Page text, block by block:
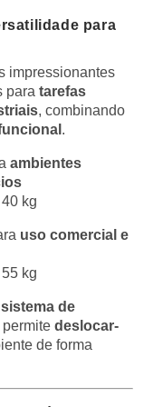
para
impressionantes
paratarefas
, combinando
.
ambientes
40 kg
uso comercial e
55 kg
sistema de
permitedeslocar-
de forma